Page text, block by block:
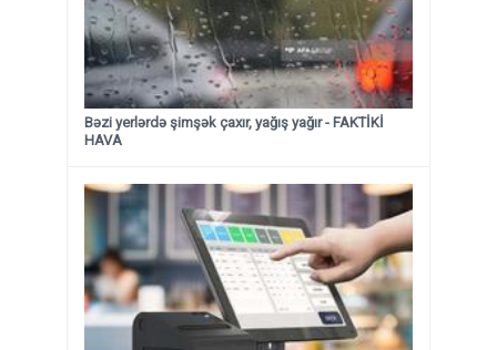
Bəzi yerlərdə şimşək çaxır, yağış yağır - FAKTİKİ
HAVA